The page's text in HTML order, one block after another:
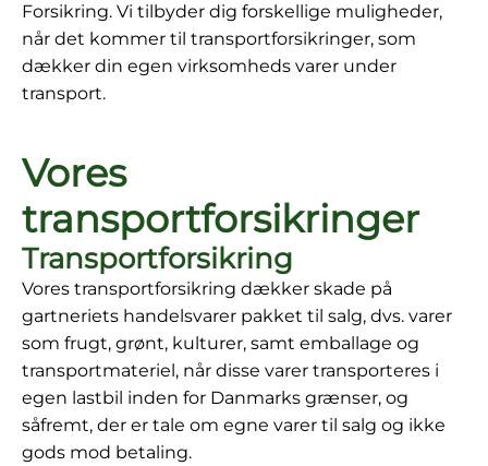
Forsikring. Vi tilbyder dig forskellige muligheder,
når det kommer til transportforsikringer, som
dækker din egen virksomheds varer under
transport.
Vores
transportforsikringer
Transportforsikring
Vores transportforsikring dækker skade på
gartneriets handelsvarer pakket til salg, dvs. varer
som frugt, grønt, kulturer, samt emballage og
transportmateriel, når disse varer transporteres i
egen lastbil inden for Danmarks grænser, og
såfremt, der er tale om egne varer til salg og ikke
gods mod betaling.